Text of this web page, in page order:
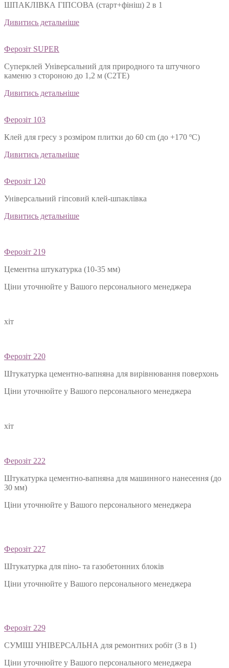
ШПАКЛІВКА ГІПСОВА (старт+фініш) 2 в 1
Дивитись детальніше
Ферозіт SUPER
Суперклей Універсальний для природного та штучного
каменю з стороною до 1,2 м (C2TЕ)
Дивитись детальніше
Ферозіт 103
Клей для гресу з розміром плитки до 60 cm (до +170 ºС)
Дивитись детальніше
Ферозіт 120
Універсальний гіпсовий клей-шпаклівка
Дивитись детальніше
Ферозіт 219
Цементна штукатурка (10-35 мм)
Ціни уточнюйте у Вашого персонального менеджера
хіт
Ферозіт 220
Штукатурка цементно-вапняна для вирівнювання поверхонь
Ціни уточнюйте у Вашого персонального менеджера
хіт
Ферозіт 222
Штукатурка цементно-вапняна для машинного нанесення (до
30 мм)
Ціни уточнюйте у Вашого персонального менеджера
Ферозіт 227
Штукатурка для піно- та газобетонних блоків
Ціни уточнюйте у Вашого персонального менеджера
Ферозіт 229
СУМІШ УНІВЕРСАЛЬНА для ремонтних робіт (3 в 1)
Ціни уточнюйте у Вашого персонального менеджера